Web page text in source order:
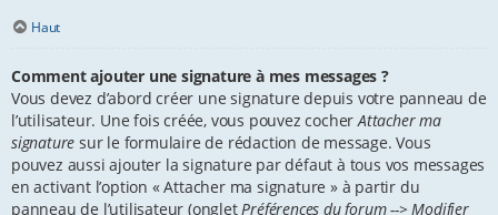
Haut
Comment ajouter une signature à mes messages ?
Vous devez d’abord créer une signature depuis votre panneau de
l’utilisateur. Une fois créée, vous pouvez cocherAttacher ma
signature sur le formulaire de rédaction de message. Vous
pouvez aussi ajouter la signature par défaut à tous vos messages
en activant l’option « Attacher ma signature » à partir du
panneau de l’utilisateur (ongletPréférences du forum --> Modifier